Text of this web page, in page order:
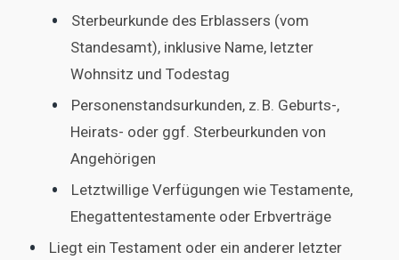
Sterbeurkunde des Erblassers (vom
Standesamt), inklusive Name, letzter
Wohnsitz und Todestag
Personenstandsurkunden, z. B. Geburts-,
Heirats- oder ggf. Sterbeurkunden von
Angehörigen
Letztwillige Verfügungen wie Testamente,
Ehegattentestamente oder Erbverträge
Liegt ein Testament oder ein anderer letzter